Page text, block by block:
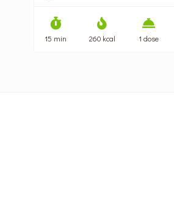
15 min 260 kcal 1 dose